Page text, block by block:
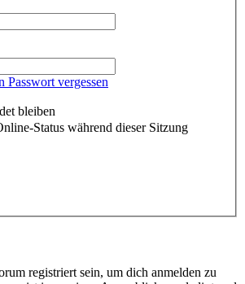
Passwort vergessen
bleiben
Status während dieser Sitzung
registriert sein, um dich anmelden zu